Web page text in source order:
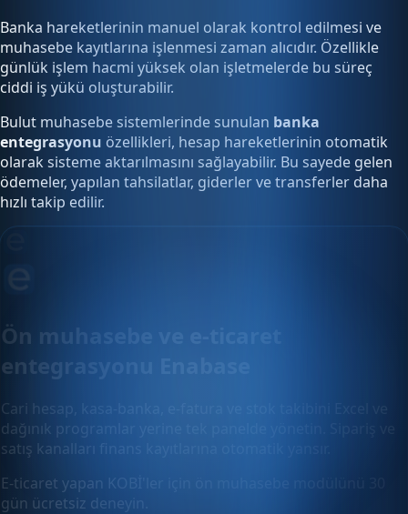
Banka hareketlerinin manuel olarak kontrol edilmesi ve
muhasebe kayıtlarına işlenmesi zaman alıcıdır. Özellikle
günlük işlem hacmi yüksek olan işletmelerde bu süreç
ciddi iş yükü oluşturabilir.
Bulut muhasebe sistemlerinde sunulan banka
entegrasyonu özellikleri, hesap hareketlerinin otomatik
olarak sisteme aktarılmasını sağlayabilir. Bu sayede gelen
ödemeler, yapılan tahsilatlar, giderler ve transferler daha
hızlı takip edilir.
Ön muhasebe ve e-ticaret
entegrasyonu Enabase
Cari hesap, kasa-banka, e-fatura ve stok takibini Excel ve
dağınık programlar yerine tek panelde yönetin. Sipariş ve
satış kanalları finans kayıtlarına otomatik yansır.
E-ticaret yapan KOBİ'ler için ön muhasebe modülünü 30
gün ücretsiz deneyin.